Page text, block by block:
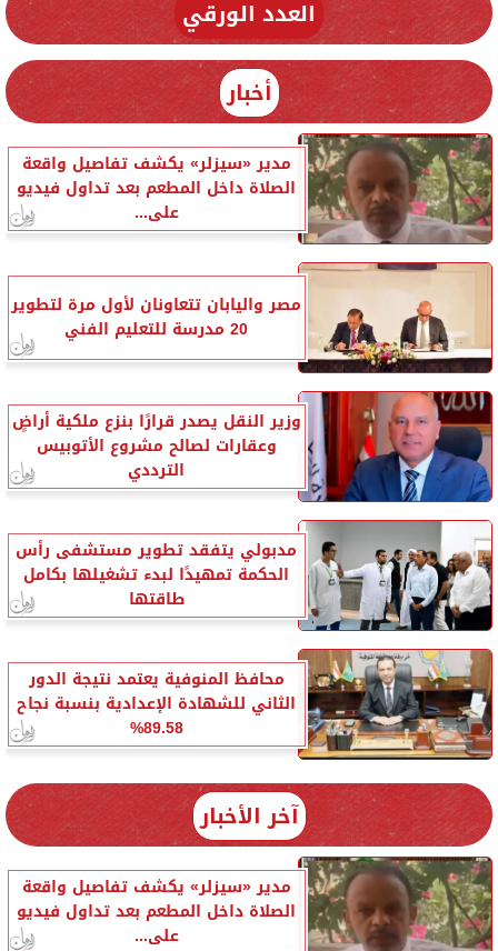
العدد الورقي
أخبار
مدير «سيزلر» يكشف تفاصيل واقعة
الصلاة داخل المطعم بعد تداول فيديو
على...
مصر واليابان تتعاونان لأول مرة لتطوير
20 مدرسة للتعليم الفني
وزير النقل يصدر قرارًا بنزع ملكية أراضٍ
وعقارات لصالح مشروع الأتوبيس
الترددي
مدبولي يتفقد تطوير مستشفى رأس
الحكمة تمهيدًا لبدء تشغيلها بكامل
طاقتها
محافظ المنوفية يعتمد نتيجة الدور
الثاني للشهادة الإعدادية بنسبة نجاح
89.58%
آخر الأخبار
مدير «سيزلر» يكشف تفاصيل واقعة
الصلاة داخل المطعم بعد تداول فيديو
على...